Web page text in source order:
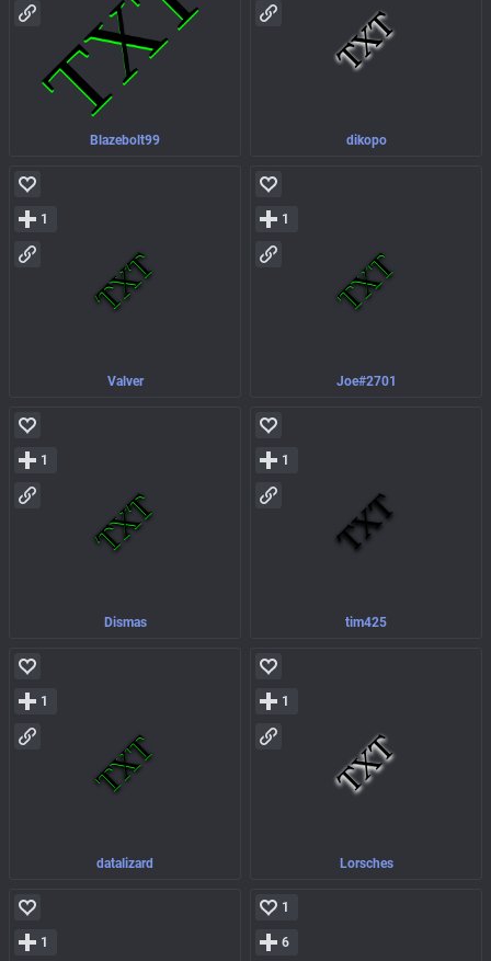
Blazebolt99 dikopo
Valver
1
Joe#2701
1
Dismas
1
tim425
1
datalizard
1
Lorsches
1
1
1
6